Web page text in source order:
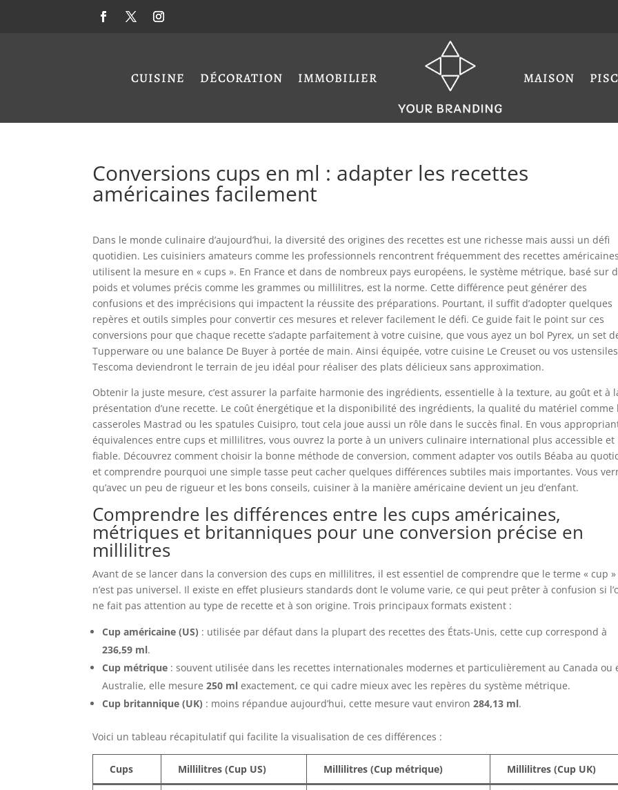
CUISINE DÉCORATION IMMOBILIER MAISON
Conversions cups en ml : adapter les recettes
américaines facilement
Dans le monde culinaire d’aujourd’hui, la diversité des origines des recettes est une richesse mais aussi un défi
quotidien. Les cuisiniers amateurs comme les professionnels rencontrent fréquemment des recettes
utilisent la mesure en « cups ». En France et dans de nombreux pays européens, le système métrique, basé sur
poids et volumes précis comme les grammes ou millilitres, est la norme. Cette différence peut générer des
confusions et des imprécisions qui impactent la réussite des préparations. Pourtant, il suffit d’adopter quelques
repères et outils simples pour convertir ces mesures et relever facilement le défi. Ce guide fait le point sur ces
conversions pour que chaque recette s’adapte parfaitement à votre cuisine, que vous ayez un bol Pyrex, un set
Tupperware ou une balance De Buyer à portée de main. Ainsi équipée, votre cuisine Le Creuset ou vos ustensiles
Tescoma deviendront le terrain de jeu idéal pour réaliser des plats délicieux sans approximation.
Obtenir la juste mesure, c’est assurer la parfaite harmonie des ingrédients, essentielle à la texture, au goût et à
présentation d’une recette. Le coût énergétique et la disponibilité des ingrédients, la qualité du matériel comme
casseroles Mastrad ou les spatules Cuisipro, tout cela joue aussi un rôle dans le succès final. En vous
équivalences entre cups et millilitres, vous ouvrez la porte à un univers culinaire international plus accessible et
fiable. Découvrez comment choisir la bonne méthode de conversion, comment adapter vos outils Béaba au
et comprendre pourquoi une simple tasse peut cacher quelques différences subtiles mais importantes. Vous
qu’avec un peu de rigueur et les bons conseils, cuisiner à la manière américaine devient un jeu d’enfant.
Comprendre les différences entre les cups américaines,
métriques et britanniques pour une conversion précise en
millilitres
Avant de se lancer dans la conversion des cups en millilitres, il est essentiel de comprendre que le terme « cup »
n’est pas universel. Il existe en effet plusieurs standards dont le volume varie, ce qui peut prêter à confusion si
ne fait pas attention au type de recette et à son origine. Trois principaux formats existent :
Cup américaine (US) : utilisée par défaut dans la plupart des recettes des États-Unis, cette cup correspond à
236,59 ml.
Cup métrique : souvent utilisée dans les recettes internationales modernes et particulièrement au Canada ou
Australie, elle mesure250 ml exactement, ce qui cadre mieux avec les repères du système métrique.
Cup britannique (UK) : moins répandue aujourd’hui, cette mesure vaut environ284,13 ml.
Voici un tableau récapitulatif qui facilite la visualisation de ces différences :
Cups Millilitres (Cup US) Millilitres (Cup métrique) Millilitres (Cup UK)